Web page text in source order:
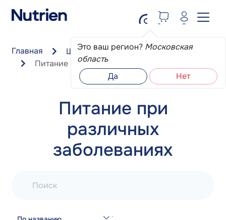
Это ваш регион? Московская
область
Да
Нет
Главная
Школа пациента
Питание при различных заболеваниях
Питание при
различных
заболеваниях
Поиск